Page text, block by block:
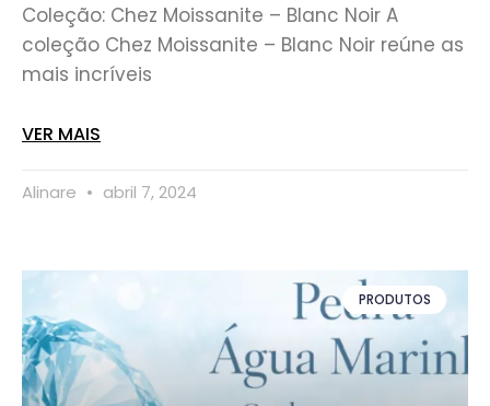
Coleção: Chez Moissanite – Blanc Noir A
coleção Chez Moissanite – Blanc Noir reúne as
mais incríveis
VER MAIS
Alinare abril 7, 2024
PRODUTOS